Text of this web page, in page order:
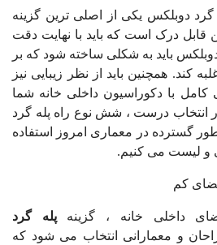
گرد دوبلکس یکی از اصلی ترین گزینه
قابل درک است که باید با نهایت دقت
باید به شکلی ساخته شود که بر
کند. همچنین باید از نظر زیبایی نیز
با دکوراسیون داخلی خانه شما
انتخاب درست ، شش نوع راه پله گرد
گسترده در معماری امروز استفاده
و لیست می کنیم.
داخلی خانه ، گزینهپله گرد
و معمارانی انتخاب می شود که